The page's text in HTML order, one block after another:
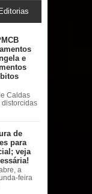
Editorias
e
Caldas
distorcidas
de
para
veja
a
feira